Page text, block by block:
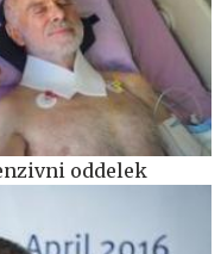
oddelek